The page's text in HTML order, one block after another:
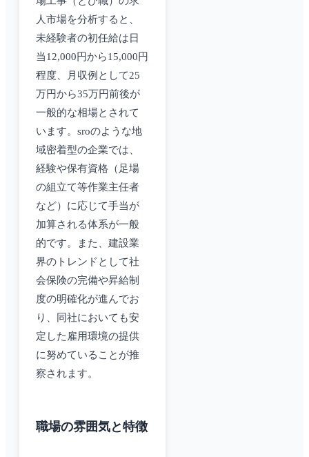
人市場を分析すると、
未経験者の初任給は日
当12,000円から15,000円
程度、月収例として25
万円から35万円前後が
一般的な相場とされて
います。sroのような地
域密着型の企業では、
経験や保有資格（足場
の組立て等作業主任者
など）に応じて手当が
加算される体系が一般
的です。また、建設業
界のトレンドとして社
会保険の完備や昇給制
度の明確化が進んでお
り、同社においても安
定した雇用環境の提供
に努めていることが推
察されます。
職場の雰囲気と特徴